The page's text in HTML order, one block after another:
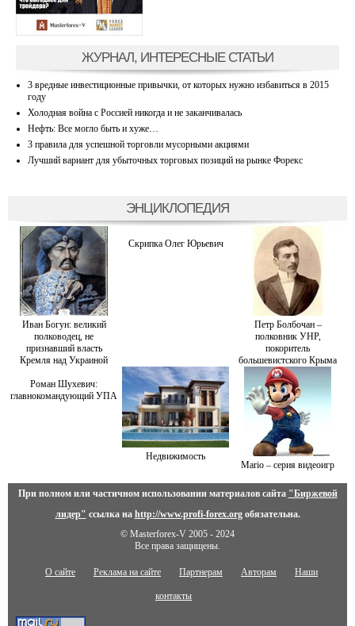
ЖУРНАЛ, ИНТЕРЕСНЫЕ СТАТЬИ
3 вредные инвестиционные привычки, от которых нужно избавиться в 2015
году
Холодная война с Россией никогда и не заканчивалась
Нефть: Все могло быть и хуже…
3 правила для успешной торговли мусорными акциями
Лучший вариант для убыточных торговых позиций на рынке Форекс
ЭНЦИКЛОПЕДИЯ
Иван Богун: великий
полководец, не
признавший власть
Кремля над Украиной
Скрипка Олег Юрьевич
Петр Болбочан –
полковник УНР,
покоритель
большевистского Крыма
Роман Шухевич:
главнокомандующий УПА
Недвижимость
Mario – серия видеоигр
При полном или частичном использовании материалов сайта "Биржевой
лидер" ссылка на http://www.profi-forex.orgобязательна.
© Masterforex-V 2005 - 2024
Все права защищены.
О сайте Реклама на сайте Партнерам Авторам Наши
контакты